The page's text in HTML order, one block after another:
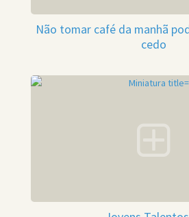
Não tomar café da manhã
cedo